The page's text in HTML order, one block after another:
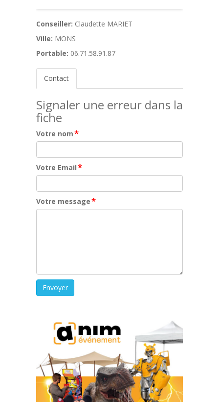
Conseiller: Claudette MARIET
Ville: MONS
Portable: 06.71.58.91.87
Contact
Signaler une erreur dans la
fiche
Votre nom*
Votre Email*
Votre message*